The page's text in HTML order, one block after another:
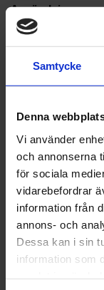
Samtycke
Denna
Vi använder
och annonserna
för sociala
vidarebefordrar
information från
annons- och
Dessa kan i sin
information som
Användning:
1K Epoxi Primer
stålplåt,
resultat
Om epoxiprimer
målas vått i vått
Kännetecken:
Epoxigrundfärg
och partiell
snabba torkning,
fukt, utmärkt